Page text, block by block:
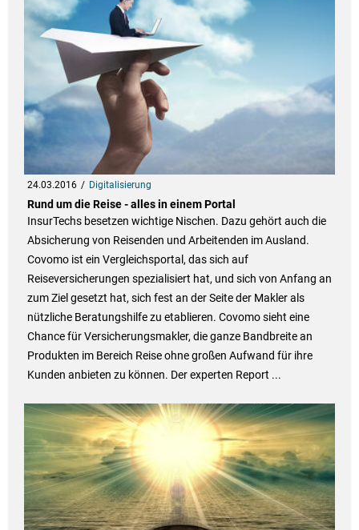
24.03.2016 Digitalisierung
Rund um die Reise - alles in einem Portal
InsurTechs besetzen wichtige Nischen. Dazu gehört auch die
Absicherung von Reisenden und Arbeitenden im Ausland.
Covomo ist ein Vergleichsportal, das sich auf
Reiseversicherungen spezialisiert hat, und sich von Anfang an
zum Ziel gesetzt hat, sich fest an der Seite der Makler als
nützliche Beratungshilfe zu etablieren. Covomo sieht eine
Chance für Versicherungsmakler, die ganze Bandbreite an
Produkten im Bereich Reise ohne großen Aufwand für ihre
Kunden anbieten zu können. Der experten Report ...